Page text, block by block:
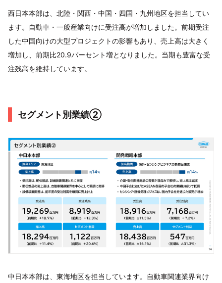
西日本本部は、北陸・関西・中国・四国・九州地区を担当してい
ます。自動車・一般産業向けに受注高が増加しました。前期受注
した中国向けの大型プロジェクトの影響もあり、売上高は大きく
増加し、前期比20.9パーセント増となりました。当期も豊富な受
注残高を維持しています。
セグメント別業績②
中日本本部は、東海地区を担当しています。自動車関連業界向け